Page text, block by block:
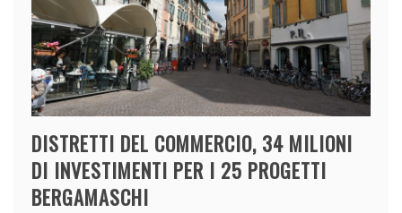
DISTRETTI DEL COMMERCIO, 34 MILIONI
DI INVESTIMENTI PER I 25 PROGETTI
BERGAMASCHI